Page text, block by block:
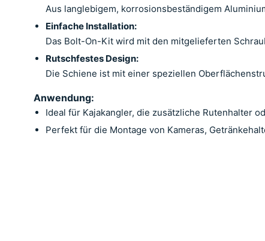
Aus langlebigem, korrosionsbeständigem
Einfache Installation:
Das Bolt-On-Kit wird mit den mitgelieferten
Rutschfestes Design:
Die Schiene ist mit einer speziellen
Anwendung:
Ideal für Kajakangler, die zusätzliche Rutenhalter
Perfekt für die Montage von Kameras,